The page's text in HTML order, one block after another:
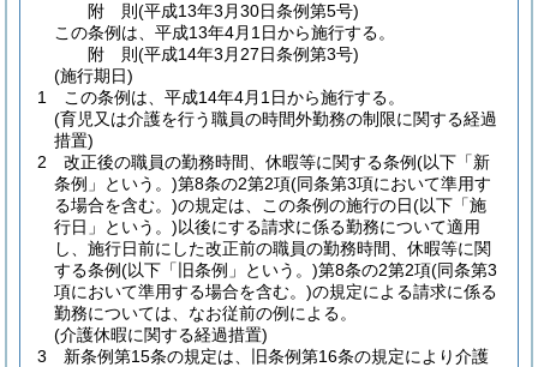
附 則(平成13年3月30日条例第5号)
この条例は、平成13年4月1日から施行する。
附 則(平成14年3月27日条例第3号)
(施行期日)
1
この条例は、平成14年4月1日から施行する。
(育児又は介護を行う職員の時間外勤務の制限に関する経過
措置)
2
改正後の職員の勤務時間、休暇等に関する条例(以下「新
条例」という。)第8条の2第2項(同条第3項において準用す
る場合を含む。)の規定は、この条例の施行の日(以下「施
行日」という。)以後にする請求に係る勤務について適用
し、施行日前にした改正前の職員の勤務時間、休暇等に関
する条例(以下「旧条例」という。)第8条の2第2項(同条第3
項において準用する場合を含む。)の規定による請求に係る
勤務については、なお従前の例による。
(介護休暇に関する経過措置)
3
新条例第15条の規定は、旧条例第16条の規定により介護